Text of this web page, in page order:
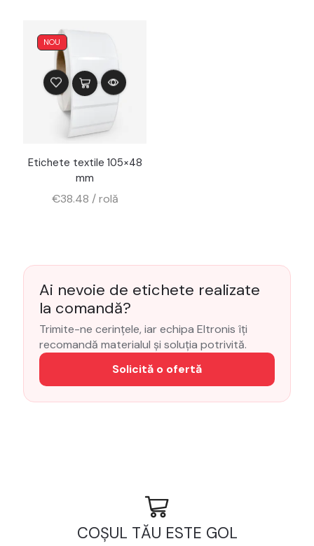
NOU
Etichete textile 105×48
mm
€38.48 / rolă
Ai nevoie de etichete realizate
la comandă?
Trimite-ne cerințele, iar echipa Eltronis îți
recomandă materialul și soluția potrivită.
Solicită o ofertă
COȘUL TĂU ESTE GOL